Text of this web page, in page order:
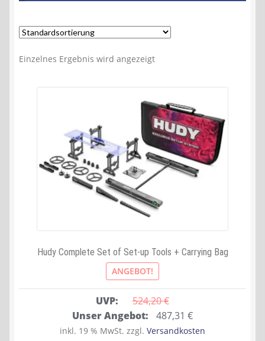
Einzelnes Ergebnis wird angezeigt
Hudy Complete Set of Set-up Tools + Carrying Bag
ANGEBOT!
UVP: 524,20 €
Ursprünglicher
Preis
Unser Angebot: 487,31€Aktueller
Preis
inkl. 19 % MwSt. zzgl. Versandkosten